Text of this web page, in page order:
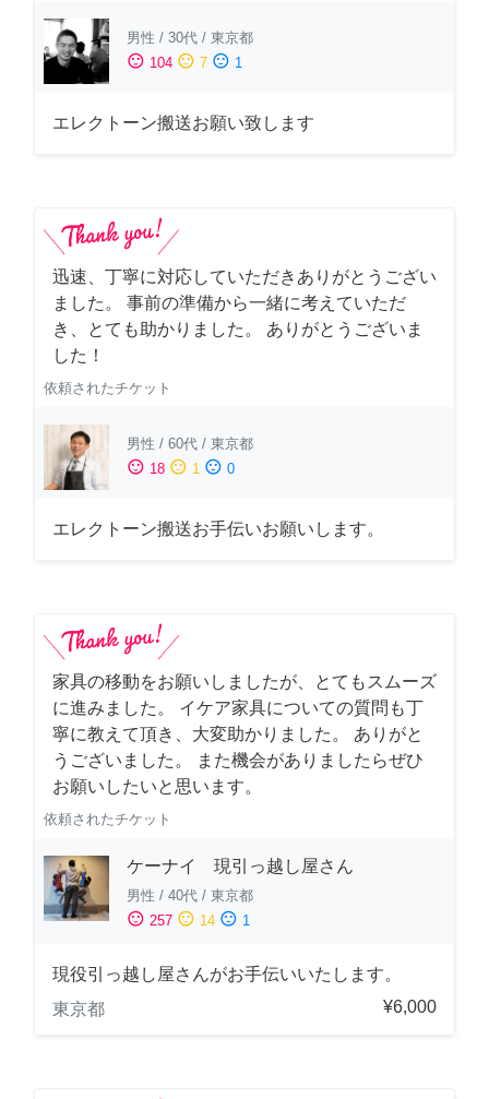
男性 / 30代 / 東京都
sentiment_satisfied 104 sentiment_neutral 7 sentiment_dissatisfied 1
エレクトーン搬送お願い致します
迅速、丁寧に対応していただきありがとうござい
ました。 事前の準備から一緒に考えていただ
き、とても助かりました。 ありがとうございま
した！
依頼されたチケット
男性 / 60代 / 東京都
sentiment_satisfied 18 sentiment_neutral 1 sentiment_dissatisfied 0
エレクトーン搬送お手伝いお願いします。
家具の移動をお願いしましたが、とてもスムーズ
に進みました。 イケア家具についての質問も丁
寧に教えて頂き、大変助かりました。 ありがと
うございました。 また機会がありましたらぜひ
お願いしたいと思います。
依頼されたチケット
ケーナイ 現引っ越し屋さん
男性 / 40代 / 東京都
sentiment_satisfied 257 sentiment_neutral 14 sentiment_dissatisfied 1
現役引っ越し屋さんがお手伝いいたします。
東京都
¥6,000